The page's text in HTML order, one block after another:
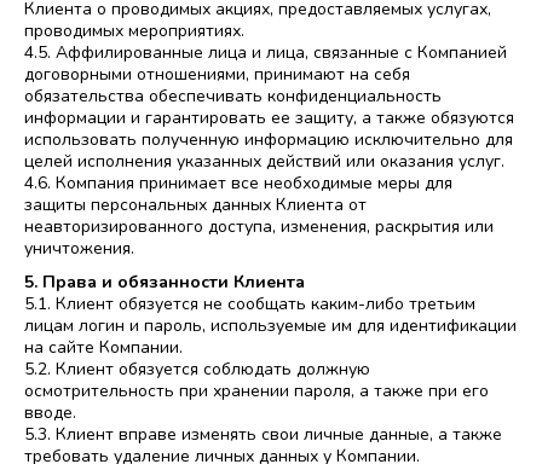
Клиента о проводимых акциях, предоставляемых услугах,
проводимых мероприятиях.
4.5. Аффилированные лица и лица, связанные с Компанией
договорными отношениями, принимают на себя
обязательства обеспечивать конфиденциальность
информации и гарантировать ее защиту, а также обязуются
использовать полученную информацию исключительно для
целей исполнения указанных действий или оказания услуг.
4.6. Компания принимает все необходимые меры для
защиты персональных данных Клиента от
неавторизированного доступа, изменения, раскрытия или
уничтожения.
5. Права и обязанности Клиента
5.1. Клиент обязуется не сообщать каким-либо третьим
лицам логин и пароль, используемые им для идентификации
на сайте Компании.
5.2. Клиент обязуется соблюдать должную
осмотрительность при хранении пароля, а также при его
вводе.
5.3. Клиент вправе изменять свои личные данные, а также
требовать удаление личных данных у Компании.